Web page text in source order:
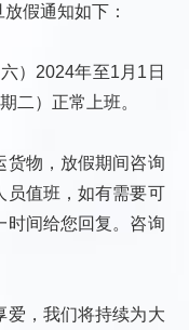
假通知如下：
）2024年至1月1日
二）正常上班。
货物，放假期间咨询
员值班，如有需要可
时间给您回复。咨询
爱，我们将持续为大